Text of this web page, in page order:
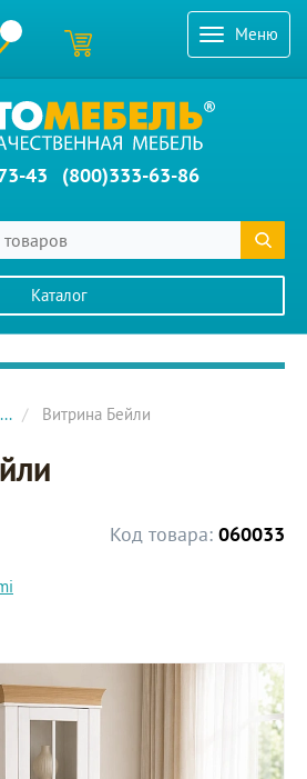
Меню
43 (800)333-63-86
Каталог
... Витрина Бейли
Код товара: 060033